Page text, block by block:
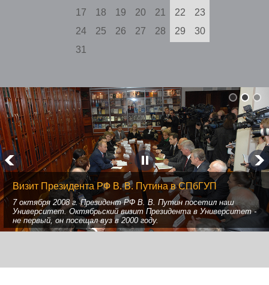
17
18 19 20 21 22
23
24
25 26 27 28 29
30
31
Президент В. В. Путин в Научной библиотеке им. Д.
Гранина Санкт-Петербургского Гуманитарного
университета профсоюзов